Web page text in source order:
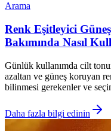
Arama
Renk Eşitleyici
Bakımında Nasıl
Günlük kullanımda cilt
azaltan ve güneş koruyan
bilinmesi gerekenler ve
Daha fazla bilgi edinin